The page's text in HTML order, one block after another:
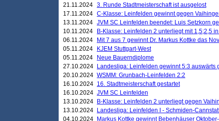
21.11.2024 3. Runde Stadtmeisterschaft ist ausgelost
17.11.2024 C-Klasse: Leinfelden gewinnt gegen
13.11.2024 JVM SC Leinfelden beendet: Luis Setzkorn
10.11.2024
B-Klasse: Leinfelden 2 unterliegt mit 1,5;2,5
06.11.2024
Mit 7 aus 7 gewinnt Dr. Markus Kottke das
05.11.2024
KJEM Stuttgart-West
05.11.2024
Neue Bauerndiplome
27.10.2024
Landesliga: Leinfelden gewinnt 5:3 auswärts
20.10.2024 WSMM: Grunbach-Leinfelden 2:2
16.10.2024 16. Stadtmeisterschaft gestartet
16.10.2024 JVM SC Leinfelden
13.10.2024
B-Klasse: Leinfelden 2 unterliegt gegen
13.10.2024
Landesliga: Leinfelden I - Schmiden-
04.10.2024
Markus Kottke gewinnt Bebenhäuser